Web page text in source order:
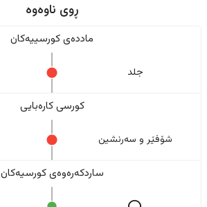
ڕوی ناوەوە
ماددەی کورسییەکان
جلد
کورسی کارەبایی
شۆفێر و سەرنشین
ساردکەرەوەی کورسیەکان